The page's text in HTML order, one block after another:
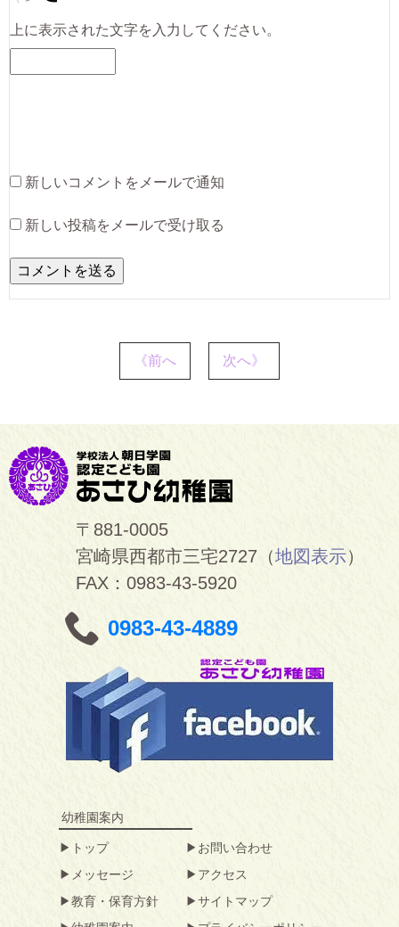
上に表示された文字を入力してください。
新しいコメントをメールで通知
新しい投稿をメールで受け取る
《前へ 次へ》
〒881-0005
宮崎県西都市三宅2727（地図表示）
FAX：0983-43-5920
0983-43-4889
幼稚園案内
トップ
メッセージ
教育・保育方針
お問い合わせ
アクセス
サイトマップ